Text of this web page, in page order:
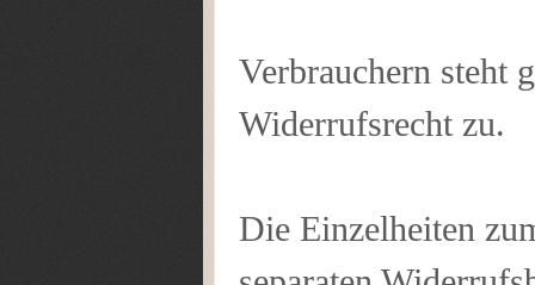
Verbrauchern steht
Widerrufsrecht zu.
Die Einzelheiten